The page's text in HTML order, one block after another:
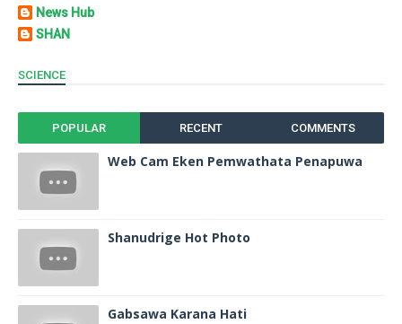
News Hub
SHAN
SCIENCE
POPULAR RECENT COMMENTS
Web Cam Eken Pemwathata Penapuwa
Shanudrige Hot Photo
Gabsawa Karana Hati